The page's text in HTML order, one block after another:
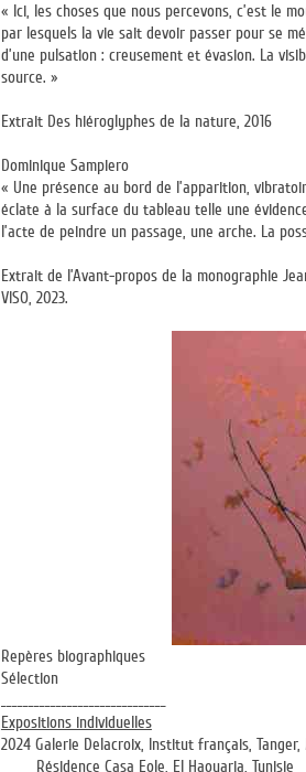
« Ici, les choses que nous percevons, c’est le
par lesquels la vie sait devoir passer pour se
d’une pulsation : creusement et évasion. La
source. »
Extrait Des hiéroglyphes de la nature, 2016
Dominique Sampiero
« Une présence au bord de l’apparition,
éclate à la surface du tableau telle une
l’acte de peindre un passage, une arche. La
Extrait de l’Avant-propos de la monographie
VISO, 2023.
Repères biographiques
Sélection
Expositions individuelles
2024 Galerie Delacroix, Institut français, Tanger,
Résidence Casa Eole, El Haouaria, Tunisie